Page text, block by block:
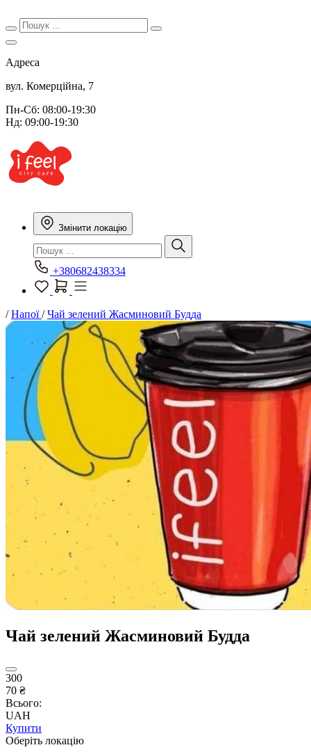
Адреса
вул. Комерційна, 7
Пн-Сб: 08:00-19:30
Нд: 09:00-19:30
Змінити локацію
+380682438334
/Напої/Чай зелений Жасминовий Будда
Чай зелений Жасминовий Будда
300
70 ₴
Всього:
UAH
Купити
Оберіть локацію